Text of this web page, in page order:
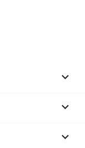


keyboard_arrow_down